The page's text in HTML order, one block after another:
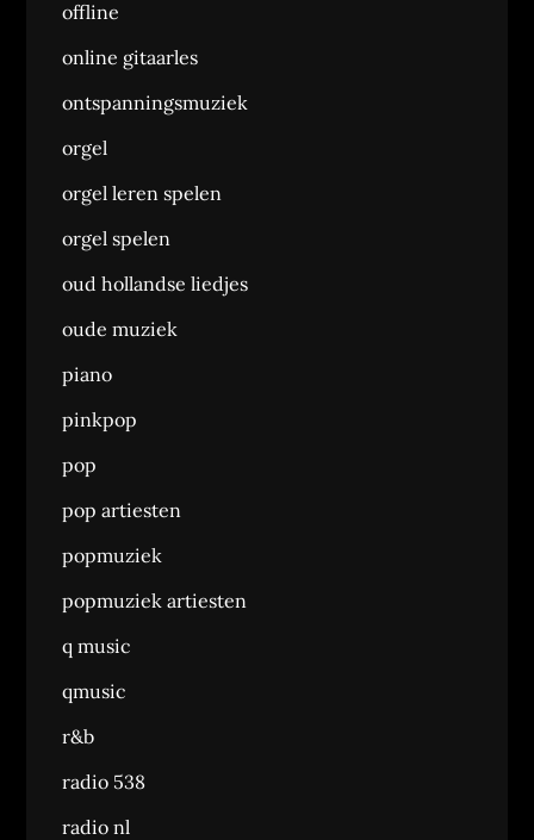
offline
online gitaarles
ontspanningsmuziek
orgel
orgel leren spelen
orgel spelen
oud hollandse liedjes
oude muziek
piano
pinkpop
pop
pop artiesten
popmuziek
popmuziek artiesten
q music
qmusic
r&b
radio 538
radio nl